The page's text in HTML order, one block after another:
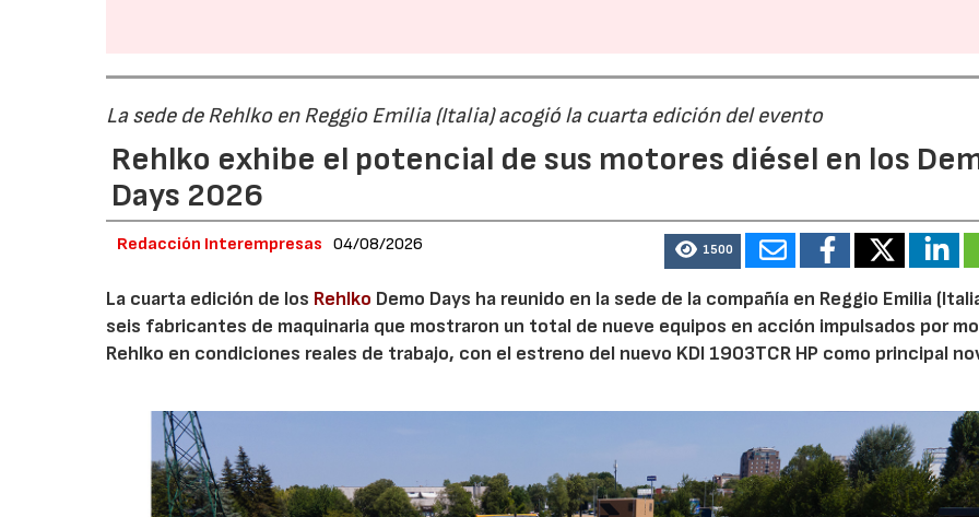
La sede de Rehlko en Reggio Emilia (Italia) acogió la cuarta edición del evento
Rehlko exhibe el potencial de sus motores diésel en los
Days 2026
Redacción Interempresas 04/08/2026 1500
La cuarta edición de los Rehlko Demo Days ha reunido en la sede de la compañía en Reggio Emilia
seis fabricantes de maquinaria que mostraron un total de nueve equipos en acción impulsados por
Rehlko en condiciones reales de trabajo, con el estreno del nuevo KDI 1903TCR HP como principal